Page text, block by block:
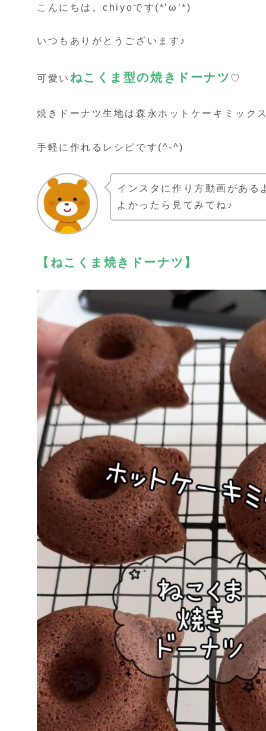
こんにちは。chiyoです(*’ω’*)
いつもありがとうございます♪
可愛い ねこくま型の焼きドーナツ ♡
焼きドーナツ生地は森永ホットケーキミック
手軽に作れるレシピです(^-^)
インスタに作り方動画がある
よかったら見てみてね♪
【ねこくま焼きドーナツ】